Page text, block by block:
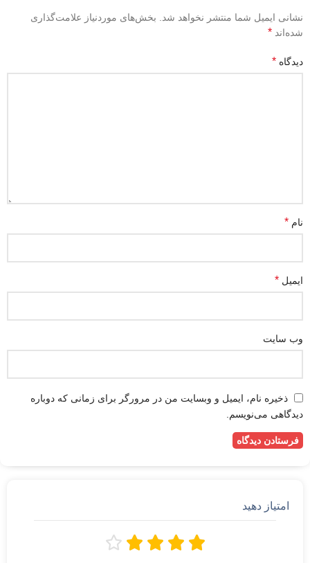
نشانی ایمیل شما منتشر نخواهد شد. بخش‌های موردنیاز علامت‌گذاری
شده‌اند *
دیدگاه *
نام *
ایمیل *
وب‌ سایت
ذخیره نام، ایمیل و وبسایت من در مرورگر برای زمانی که دوباره
دیدگاهی می‌نویسم.
امتیاز دهید




